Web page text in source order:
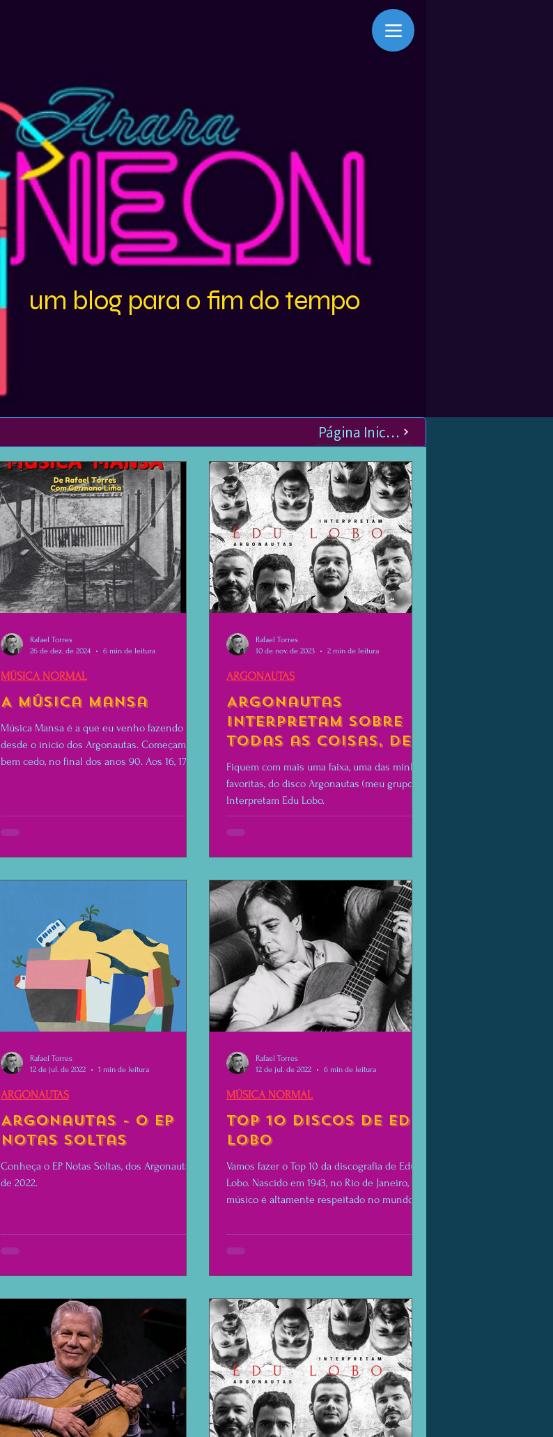
um blog para o fim do tempo
Página Inicial
A Música Mansa
Música Mansa é a que eu venho fazendo
desde o início dos Argonautas. Começamos
bem cedo, no final dos anos 90. Aos 16, 17
MÚSICA NORMAL
Rafael Torres
26 de dez. de 2024
6 min de leitura
Argonautas
Interpretam Sobre
Todas as Coisas, de
Edu Lobo e Chico
Buarque
Fiquem com mais uma faixa, uma das minhas
favoritas, do disco Argonautas (meu grupo)
Interpretam Edu Lobo.
ARGONAUTAS
Rafael Torres
10 de nov. de 2023
2 min de leitura
Argonautas - O EP
Notas Soltas
Conheça o EP Notas Soltas, dos Argonautas,
de 2022.
ARGONAUTAS
Rafael Torres
12 de jul. de 2022
1 min de leitura
Top 10 Discos de Edu
Lobo
Vamos fazer o Top 10 da discografia de Edu
Lobo. Nascido em 1943, no Rio de Janeiro, o
músico é altamente respeitado no mundo
MÚSICA NORMAL
Rafael Torres
12 de jul. de 2022
6 min de leitura